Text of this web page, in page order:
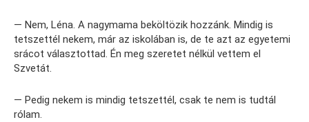
— Nem, Léna. A nagymama beköltözik hozzánk. Mindig is
tetszettél nekem, már az iskolában is, de te azt az egyetemi
srácot választottad. Én meg szeretet nélkül vettem el
Szvetát.
— Pedig nekem is mindig tetszettél, csak te nem is tudtál
rólam.